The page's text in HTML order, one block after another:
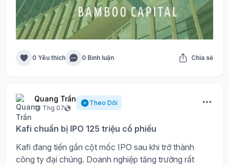
0 Yêu thích 0 Bình luận Chia sẻ
Quang Trần
13 Thg 07
Theo Dõi
Kafi chuẩn bị IPO 125 triệu cổ phiếu
Kafi đang tiến gần cột mốc IPO sau khi trở thành
công ty đại chúng. Doanh nghiệp tăng trưởng rất